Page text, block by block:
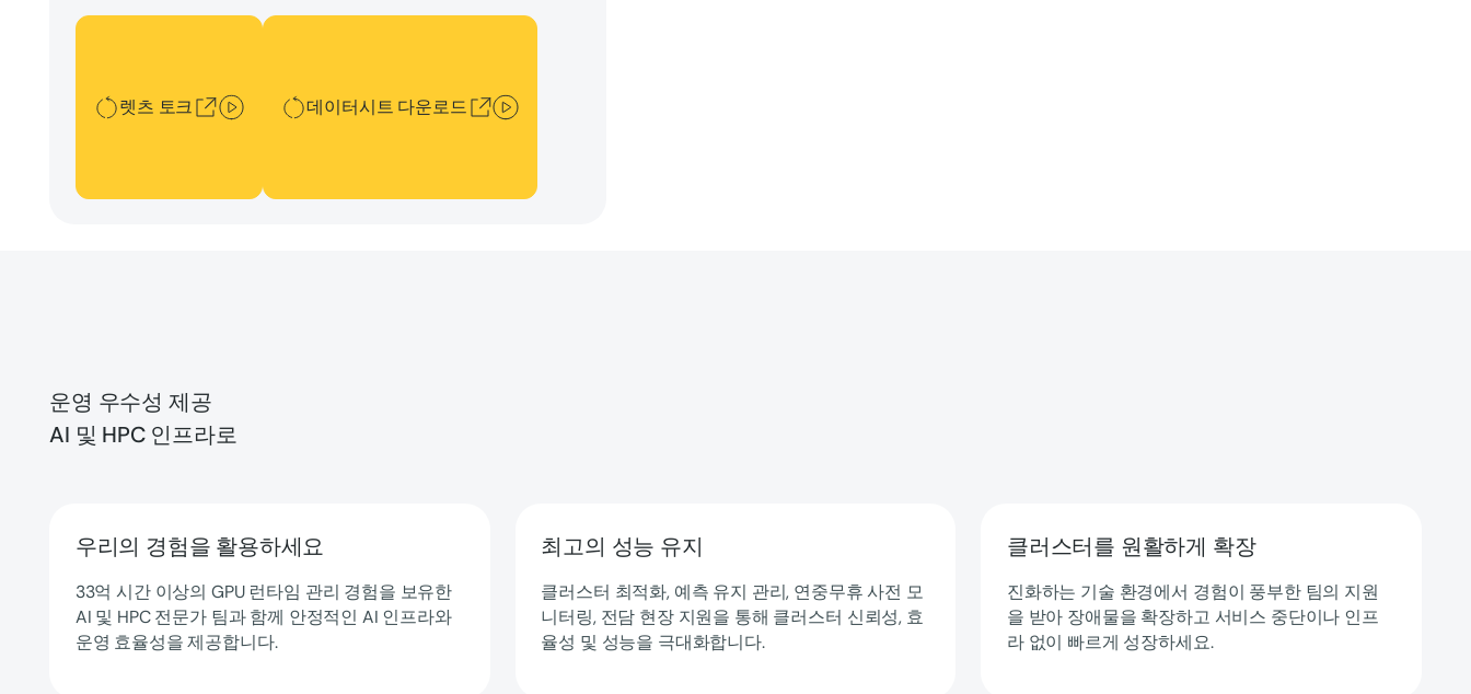
렛츠 토크
렛츠 토크
데이터시트 다운로드
데이터시트 다운로드
운영 우수성 제공
AI 및 HPC 인프라로
우리의 경험을 활용하세요
33억 시간 이상의 GPU 런타임 관리 경험을 보유한
AI 및 HPC 전문가 팀과 함께 안정적인 AI 인프라와
운영 효율성을 제공합니다.
최고의 성능 유지
클러스터 최적화, 예측 유지 관리, 연중무휴 사전 모
니터링, 전담 현장 지원을 통해 클러스터 신뢰성, 효
율성 및 성능을 극대화합니다.
클러스터를 원활하게 확장
진화하는 기술 환경에서 경험이 풍부한 팀의 지원
을 받아 장애물을 확장하고 서비스 중단이나 인프
라 없이 빠르게 성장하세요.